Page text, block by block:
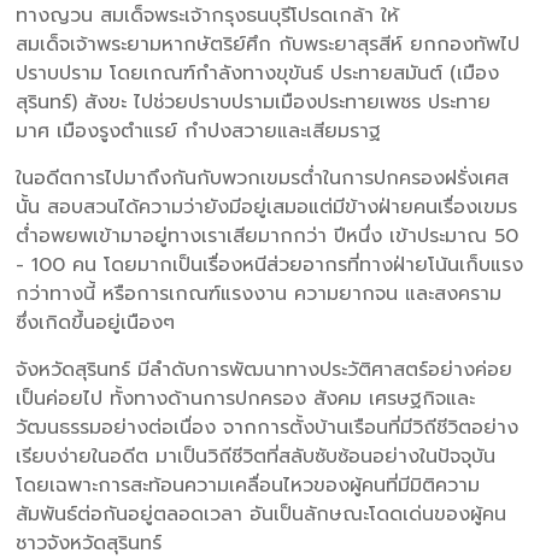
ทางญวน สมเด็จพระเจ้ากรุงธนบุรีโปรดเกล้า ให้
สมเด็จเจ้าพระยามหากษัตริย์ศึก กับพระยาสุรสีห์ ยกกองทัพไป
ปราบปราม โดยเกณฑ์กำลังทางขุขันธ์ ประทายสมันต์ (เมือง
สุรินทร์) สังขะ ไปช่วยปราบปรามเมืองประทายเพชร ประทาย
มาศ เมืองรูงตำแรย์ กำปงสวายและเสียมราฐ
ในอดีตการไปมาถึงกันกับพวกเขมรต่ำในการปกครองฝรั่งเศส
นั้น สอบสวนได้ความว่ายังมีอยู่เสมอแต่มีข้างฝ่ายคนเรื่องเขมร
ต่ำอพยพเข้ามาอยู่ทางเราเสียมากกว่า ปีหนึ่ง เข้าประมาณ 50
- 100 คน โดยมากเป็นเรื่องหนีส่วยอากรที่ทางฝ่ายโน้นเก็บแรง
กว่าทางนี้ หรือการเกณฑ์แรงงาน ความยากจน และสงคราม
ซึ่งเกิดขึ้นอยู่เนืองๆ
จังหวัดสุรินทร์ มีลำดับการพัฒนาทางประวัติศาสตร์อย่างค่อย
เป็นค่อยไป ทั้งทางด้านการปกครอง สังคม เศรษฐกิจและ
วัฒนธรรมอย่างต่อเนื่อง จากการตั้งบ้านเรือนที่มีวิถีชีวิตอย่าง
เรียบง่ายในอดีต มาเป็นวิถีชีวิตที่สลับซับซ้อนอย่างในปัจจุบัน
โดยเฉพาะการสะท้อนความเคลื่อนไหวของผู้คนที่มีมิติความ
สัมพันธ์ต่อกันอยู่ตลอดเวลา อันเป็นลักษณะโดดเด่นของผู้คน
ชาวจังหวัดสุรินทร์